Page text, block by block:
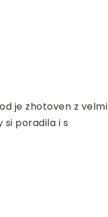
je zhotoven z velmi
poradila i s